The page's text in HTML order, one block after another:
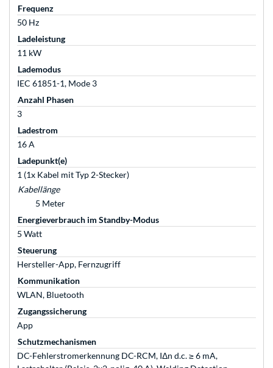
Frequenz
50 Hz
Ladeleistung
11 kW
Lademodus
IEC 61851-1, Mode 3
Anzahl Phasen
3
Ladestrom
16 A
Ladepunkt(e)
1 (1x Kabel mit Typ 2-Stecker)
Kabellänge
5 Meter
Energieverbrauch im Standby-Modus
5 Watt
Steuerung
Hersteller-App, Fernzugriff
Kommunikation
WLAN, Bluetooth
Zugangssicherung
App
Schutzmechanismen
DC-Fehlerstromerkennung DC-RCM, IΔn d.c. ≥ 6 mA,